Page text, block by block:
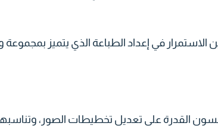
الاستمرار في إعداد الطباعة الذي يتميز
القدرة على تعديل تخطيطات الصور،